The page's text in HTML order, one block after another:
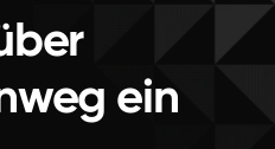
ein